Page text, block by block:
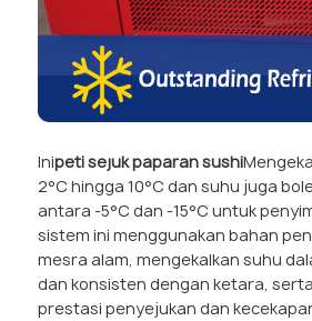
Inipeti sejuk paparan sushi
2°C hingga 10°C dan suhu juga
antara -5°C dan -15°C untuk
sistem ini menggunakan bahan
mesra alam, mengekalkan suhu
dan konsisten dengan ketara,
prestasi penyejukan dan